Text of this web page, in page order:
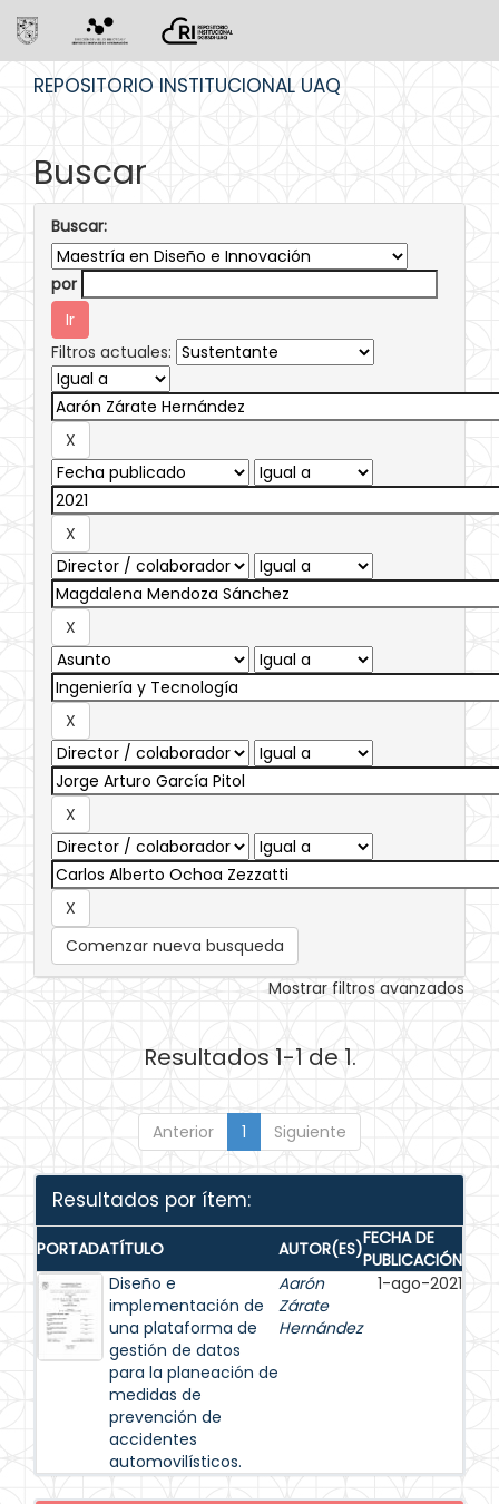
REPOSITORIO INSTITUCIONAL UAQ
Buscar
Buscar:
por
Filtros actuales:
Comenzar nueva busqueda
Mostrar filtros avanzados
Resultados 1-1 de 1.
Anterior 1 Siguiente
Resultados por ítem:
PORTADATÍTULO AUTOR(ES)FECHA DE
PUBLICACIÓN
Diseño e
implementación de
una plataforma de
gestión de datos
para la planeación de
medidas de
prevención de
accidentes
automovilísticos.
Aarón
Zárate
Hernández
1-ago-2021